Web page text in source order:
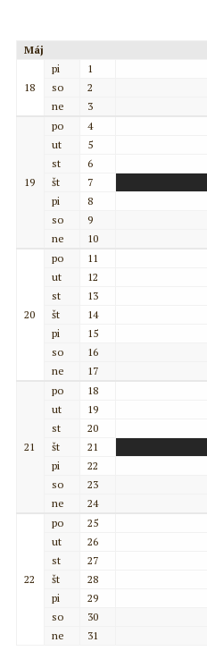
Máj
18
pi
1
so
2
ne
3
19
po
4
ut
5
st
6
št
7
pi
8
so
9
ne
10
20
po
11
ut
12
st
13
št
14
pi
15
so
16
ne
17
21
po
18
ut
19
st
20
št
21
pi
22
so
23
ne
24
22
po
25
ut
26
st
27
št
28
pi
29
so
30
ne
31